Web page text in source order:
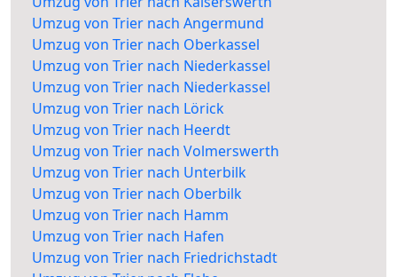
Umzug von Trier nach Angermund
Umzug von Trier nach Oberkassel
Umzug von Trier nach Niederkassel
Umzug von Trier nach Niederkassel
Umzug von Trier nach Lörick
Umzug von Trier nach Heerdt
Umzug von Trier nach Volmerswerth
Umzug von Trier nach Unterbilk
Umzug von Trier nach Oberbilk
Umzug von Trier nach Hamm
Umzug von Trier nach Hafen
Umzug von Trier nach Friedrichstadt